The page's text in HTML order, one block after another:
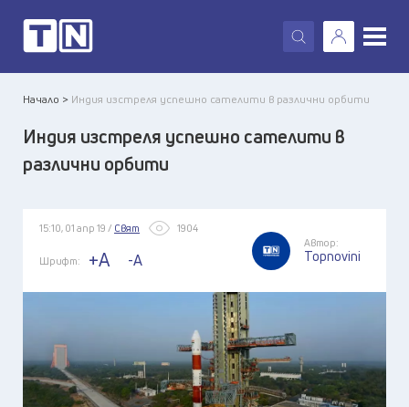
X
Начало > Индия изстреля успешно сателити в различни орбити
Индия изстреля успешно сателити в
различни орбити
15:10, 01 апр 19 / Свят 1904
Шрифт: +A -A
Автор:
Topnovini